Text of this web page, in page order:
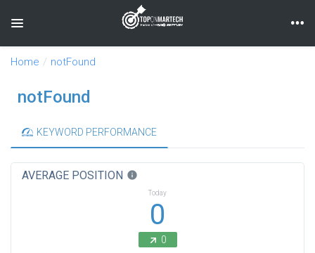
Toggle navigation
Home notFound
notFound
KEYWORD PERFORMANCE
AVERAGE POSITION info
Today
0
0